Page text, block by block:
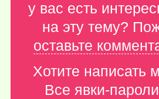
у вас есть
на эту тему?
оставьте
Хотите написать
Все явки-пароли